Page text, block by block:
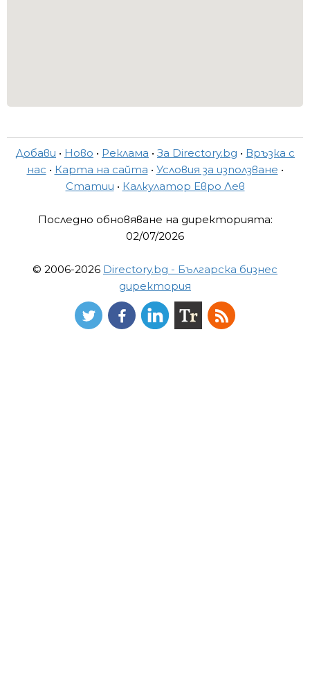
Добави • Ново • Реклама • За Directory.bg • Връзка с
нас • Карта на сайта • Условия за използване •
Статии • Калкулатор Евро Лев
Последно обновяване на директорията:
02/07/2026
© 2006-2026 Directory.bg - Българска бизнес
директория